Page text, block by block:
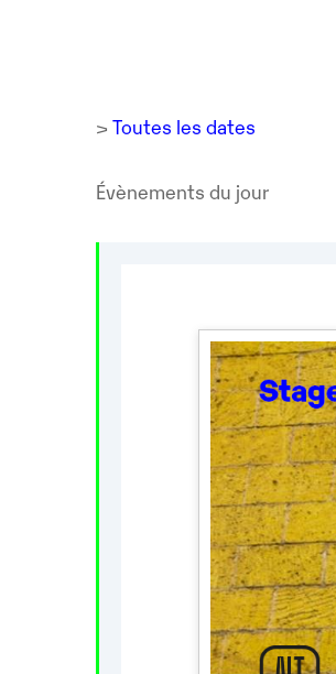
> Toutes les dates
Évènements du jour